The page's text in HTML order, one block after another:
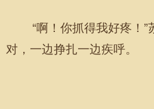
“啊！你抓得我好疼！
对，一边挣扎一边疾呼。